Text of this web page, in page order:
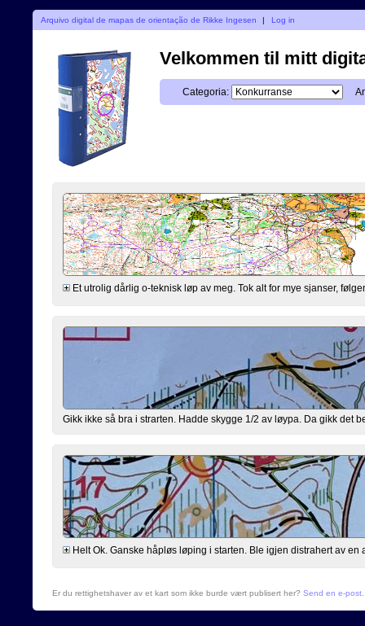
Arquivo digital de mapas de orientação de Rikke Ingesen | Log in
Velkommen til mitt
Categoria:
Et utrolig dårlig o-teknisk løp av meg. Tok alt for mye sjanser,
Gikk ikke så bra i strarten. Hadde skygge 1/2 av løypa. Da gikk det
Helt Ok. Ganske håpløs løping i starten. Ble igjen distrahert av
Er du rettighetshaver av et kart som ikke burde vært publisert her? Send en e-post